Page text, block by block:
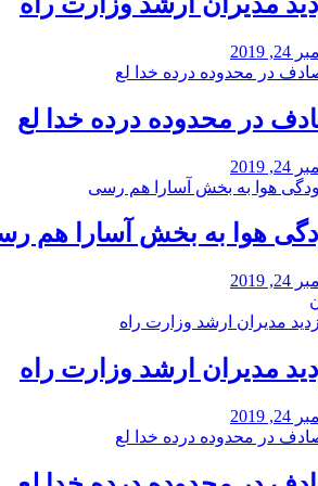
2019
در محدوده درده خدا لع
2019
هوا به بخش آسارا هم
2019
مدیران ارشد وزارت راه
2019